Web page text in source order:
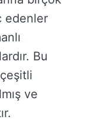
edenler
Bu
ve